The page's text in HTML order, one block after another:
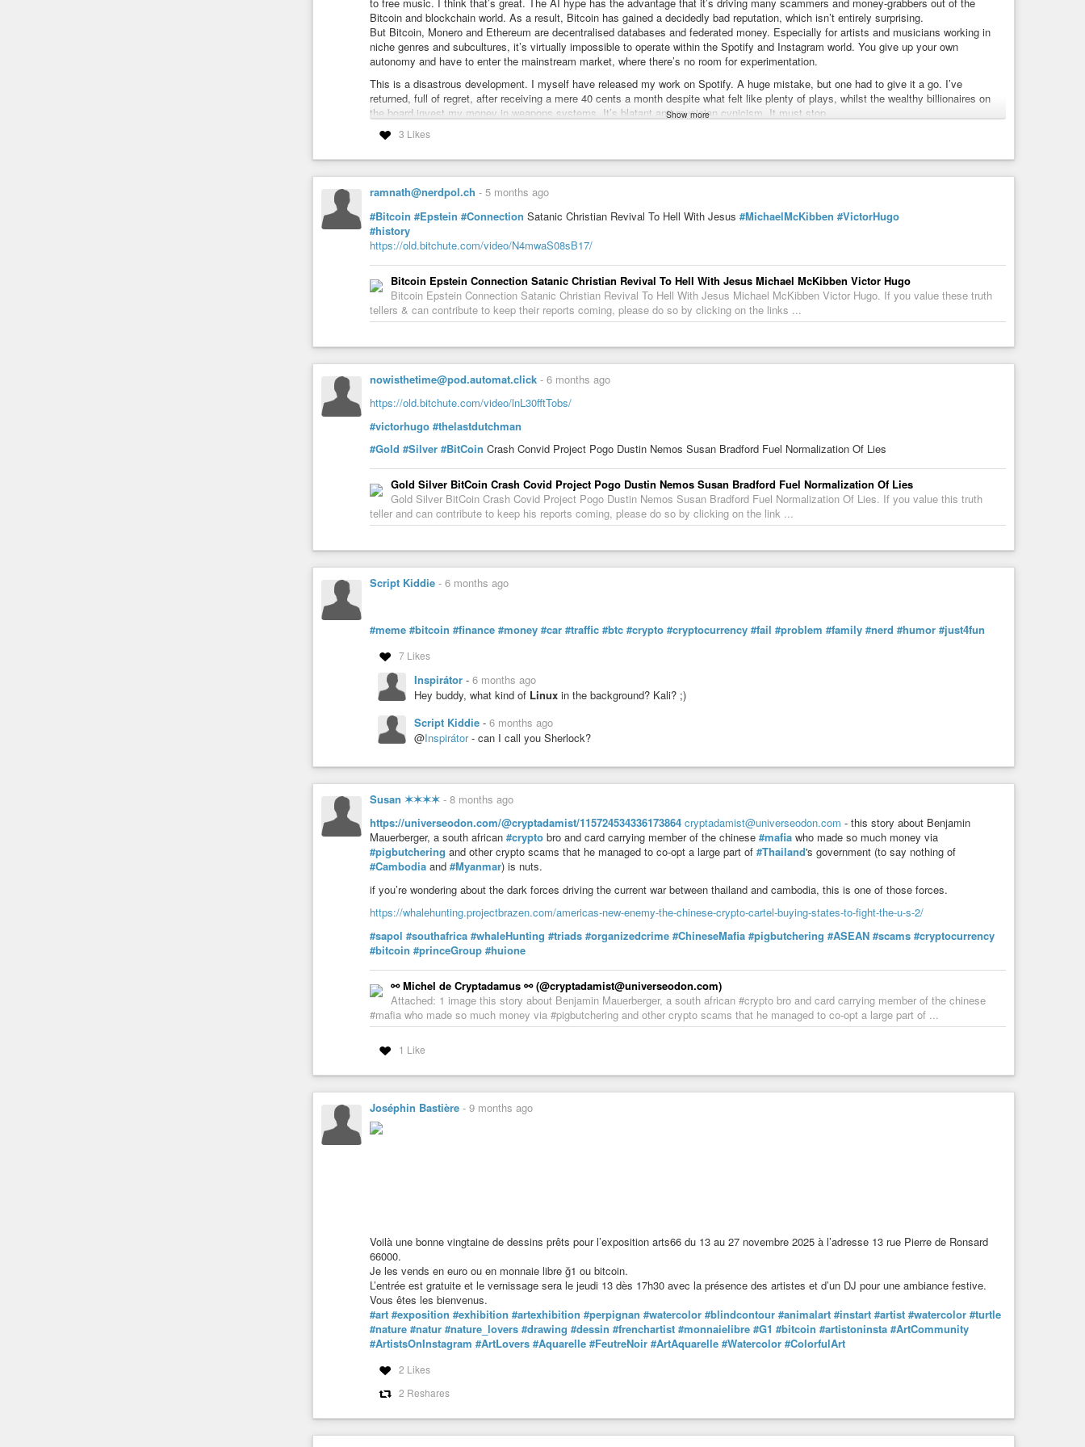
Si tu reçois un tuyau de ton cousin à Francfort et que tu mises 2 000 euros sur BASF, tu finis au tribunal. Si des milliards sont déplacés
depuis le Bureau ovale avant des décisions de guerre, ça donne une enquête BBC avec le mot « frappant ».
Le STOCK Act interdit exactement ces affaires depuis 2012. Zéro procédure. Zéro condamnation. Le système fonctionne comme prévu,
juste pas pour toi.
Six milliards de dollars en cash et gains papier en 15 mois. Et personne n’ira en prison. Retenez ce chiffre la prochaine fois que
quelqu’un vous explique comment la régulation dans ce pays empêche les richesses injustes.
Bitcoin and blockchain world. As a result, Bitcoin has gained a decidedly bad reputation, which isn’t entirely surprising.
But Bitcoin, Monero and Ethereum are decentralised databases and federated money. Especially for artists and musicians working in
niche genres and subcultures, it’s virtually impossible to operate within the Spotify and Instagram world. You give up your own
autonomy and have to enter the mainstream market, where there’s no room for experimentation.
This is a disastrous development. I myself have released my work on Spotify. A huge mistake, but one had to give it a go. I’ve
returned, full of regret, after receiving a mere 40 cents a month despite what felt like plenty of plays, whilst the wealthy billionaires on
the board invest my money in weapons systems. It’s blatant anti-musician cynicism. It must stop.
Bitcoin and Noster are ways to save our subcultures and musicians’ livelihoods. It’s all still in development, and there’s certainly plenty
of scams involved, but I support it! For me, it’s hope that I can carry on.
Anyone who wants to follow me can create a completely anonymous profile on, for example,https://nostria.app; you don’t even need
an email address. If you want to find me, enter my public key into the search field. And start the revolution!
npub19egse4vferfasx9w94jrd8rdrrf006rzhpf073ts69jc7ut3fghsdqgcsl
https://word.undead-network.de/2026/04/10/nostr-music-unit-2/
#art #bitcoin #blockchain #freedom #music #nostr
Nostria - Your Social Network
Nostria: Built for human connections. See your friends again. Nostria is social without the noise.
Show more
3 Likes
ramnath@nerdpol.ch - 5 months ago
#Bitcoin #Epstein #Connection Satanic Christian Revival To Hell With Jesus #MichaelMcKibben #VictorHugo
#history
https://old.bitchute.com/video/N4mwaS08sB17/
Bitcoin Epstein Connection Satanic Christian Revival To Hell With Jesus Michael McKibben Victor Hugo
Bitcoin Epstein Connection Satanic Christian Revival To Hell With Jesus Michael McKibben Victor Hugo. If you value these truth
tellers & can contribute to keep their reports coming, please do so by clicking on the links ...
nowisthetime@pod.automat.click - 6 months ago
https://old.bitchute.com/video/lnL30fftTobs/
#victorhugo #thelastdutchman
#Gold #Silver #BitCoin Crash Convid Project Pogo Dustin Nemos Susan Bradford Fuel Normalization Of Lies
Gold Silver BitCoin Crash Covid Project Pogo Dustin Nemos Susan Bradford Fuel Normalization Of Lies
Gold Silver BitCoin Crash Covid Project Pogo Dustin Nemos Susan Bradford Fuel Normalization Of Lies. If you value this truth
teller and can contribute to keep his reports coming, please do so by clicking on the link ...
Script Kiddie - 6 months ago
#meme #bitcoin #finance #money #car #traffic #btc #crypto #cryptocurrency #fail #problem #family #nerd #humor #just4fun
7 Likes
Inspirátor - 6 months ago
Hey buddy, what kind of Linux in the background? Kali? ;)
Script Kiddie - 6 months ago
@Inspirátor- can I call you Sherlock?
Susan ✶✶✶✶ - 8 months ago
https://universeodon.com/@cryptadamist/115724534336173864 cryptadamist@universeodon.com - this story about Benjamin
Mauerberger, a south african #crypto bro and card carrying member of the chinese #mafia who made so much money via
#pigbutchering and other crypto scams that he managed to co-opt a large part of #Thailand's government (to say nothing of
#Cambodia and #Myanmar) is nuts.
if you’re wondering about the dark forces driving the current war between thailand and cambodia, this is one of those forces.
https://whalehunting.projectbrazen.com/americas-new-enemy-the-chinese-crypto-cartel-buying-states-to-fight-the-u-s-2/
#sapol #southafrica #whaleHunting #triads #organizedcrime #ChineseMafia #pigbutchering #ASEAN #scams #cryptocurrency
#bitcoin #princeGroup #huione
⚯ Michel de Cryptadamus ⚯ (@cryptadamist@universeodon.com)
Attached: 1 image this story about Benjamin Mauerberger, a south african #crypto bro and card carrying member of the chinese
#mafia who made so much money via #pigbutchering and other crypto scams that he managed to co-opt a large part of ...
1 Like
Joséphin Bastière - 9 months ago
Voilà une bonne vingtaine de dessins prêts pour l’exposition arts66 du 13 au 27 novembre 2025 à l’adresse 13 rue Pierre de Ronsard
66000.
Je les vends en euro ou en monnaie libre ğ1 ou bitcoin.
L’entrée est gratuite et le vernissage sera le jeudi 13 dès 17h30 avec la présence des artistes et d’un DJ pour une ambiance festive.
Vous êtes les bienvenus.
#art #exposition #exhibition #artexhibition #perpignan #watercolor #blindcontour #animalart #instart #artist #watercolor #turtle
#nature #natur #nature_lovers #drawing #dessin #frenchartist #monnaielibre #G1 #bitcoin #artistoninsta #ArtCommunity
#ArtistsOnInstagram #ArtLovers #Aquarelle #FeutreNoir #ArtAquarelle #Watercolor #ColorfulArt
2 Likes
2 Reshares